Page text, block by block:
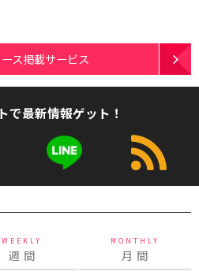
ス掲載サービス
で最新情報ゲット！
WEEKLY
週 間
MONTHLY
月 間